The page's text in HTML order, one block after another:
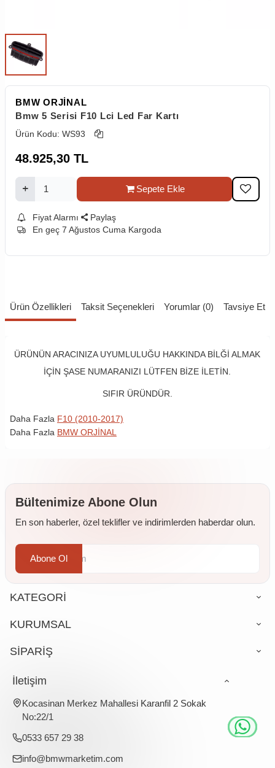
BMW ORJİNAL
Bmw 5 Serisi F10 Lci Led Far Kartı
Ürün Kodu: WS93
48.925,30 TL
Sepete Ekle
Fiyat Alarmı
Paylaş
En geç 7 Ağustos Cuma Kargoda
Ürün Özellikleri Taksit Seçenekleri Yorumlar (0) Tavsiye Et
ÜRÜNÜN ARACINIZA UYUMLULUĞU HAKKINDA BİLĞİ ALMAK
İÇİN ŞASE NUMARANIZI LÜTFEN BİZE İLETİN.
SIFIR ÜRÜNDÜR.
Daha Fazla F10 (2010-2017)
Daha Fazla BMW ORJİNAL
Bültenimize Abone Olun
En son haberler, özel teklifler ve indirimlerden haberdar olun.
Abone Ol
KATEGORİ
KURUMSAL
SİPARİŞ
İletişim
Kocasinan Merkez Mahallesi Karanfil 2 Sokak
No:22/1
0533 657 29 38
info@bmwmarketim.com